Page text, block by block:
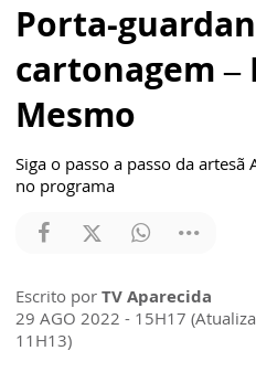
Porta-
cartonagem –
Mesmo
Siga o passo a passo da artesã
no programa
Escrito por TV Aparecida
29 AGO 2022 - 15H17
11H13)